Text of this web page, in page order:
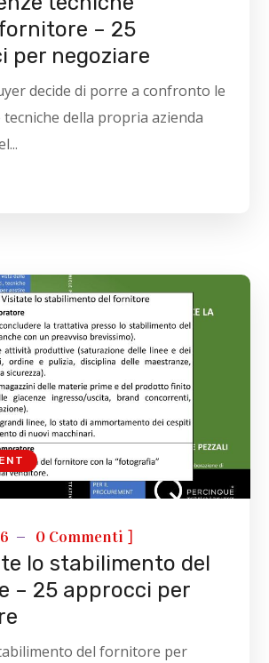
– 25
per negoziare
decide di porre a confronto le
della propria azienda
0 Commenti ]
lo stabilimento del
– 25 approcci per
del fornitore per